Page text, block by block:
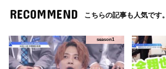
RECOMMEND こちらの記事も人気です。
season1